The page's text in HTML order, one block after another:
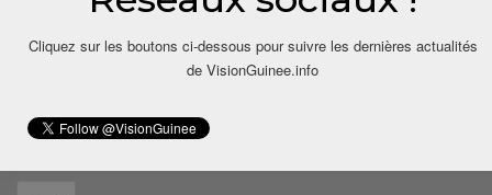
Cliquez sur les boutons ci-dessous pour suivre les dernières actualités
de VisionGuinee.info